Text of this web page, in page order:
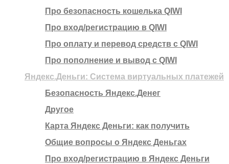
Про безопасность кошелька QIWI
Про вход/регистрацию в QIWI
Про оплату и перевод средств c QIWI
Про пополнение и вывод с QIWI
Яндекс.Деньги: Система виртуальных платежей
Безопасность Яндекс.Денег
Другое
Карта Яндекс Деньги: как получить
Общие вопросы о Яндекс Деньгах
Про вход/регистрацию в Яндекс Деньги